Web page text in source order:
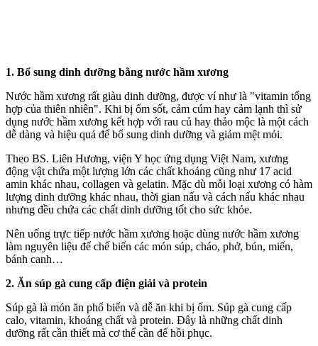
1. Bổ sung dinh dưỡng bằng nước hầm xương
Nước hầm xương rất giàu dinh dưỡng, được ví như là "vitamin tổng
hợp của thiên nhiên". Khi bị ốm sốt, cảm cúm hay cảm lạnh thì sử
dụng nước hầm xương kết hợp với rau củ hay thảo mộc là một cách
dễ dàng và hiệu quả để bổ sung dinh dưỡng và giảm mệt mỏi.
Theo BS. Liên Hương, viện Y học ứng dụng Việt Nam, xương
động vật chứa một lượng lớn các chất khoáng cũng như 17 acid
amin khác nhau, collagen và gelatin. Mặc dù mỗi loại xương có hàm
lượng dinh dưỡng khác nhau, thời gian nấu và cách nấu khác nhau
nhưng đều chứa các chất dinh dưỡng tốt cho sức khỏe.
Nên uống trực tiếp nước hầm xương hoặc dùng nước hầm xương
làm nguyên liệu để chế biến các món súp, cháo, phở, bún, miến,
bánh canh…
2. Ăn súp gà cung cấp điện giải và protein
Súp gà là món ăn phổ biến và dễ ăn khi bị ốm. Súp gà cung cấp
calo, vitamin, khoáng chất và protein. Đây là những chất dinh
dưỡng rất cần thiết mà c‌ơ th‌ể cần để hồi phục.